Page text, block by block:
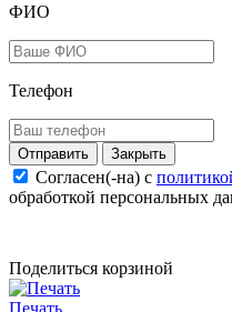
ФИО
Телефон
Закрыть
Согласен(-на) c
обработкой персональных
Поделиться корзиной
Печать